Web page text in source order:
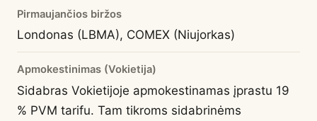
Pirmaujančios biržos
Londonas (LBMA), COMEX (Niujorkas)
Apmokestinimas (Vokietija)
Sidabras Vokietijoje apmokestinamas įprastu 19
% PVM tarifu. Tam tikroms sidabrinėms